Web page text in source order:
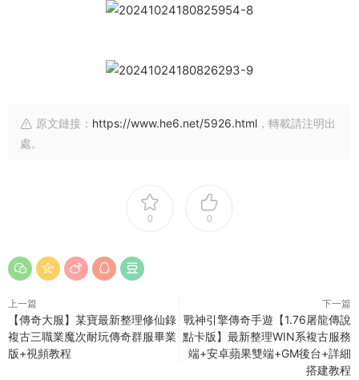
原文鏈接： https://www.he6.net/5926.html ，轉載請注明出
處。
0 0
上一篇
【傳奇大服】某寶最新整理修仙錄
複古三職業魔次耐玩傳奇群服畢業
版+視頻教程
下一篇
戰神引擎傳奇手遊【1.76屠龍傳說
點卡版】最新整理WIN系複古服務
端+安卓蘋果雙端+GM後台+詳細
搭建教程